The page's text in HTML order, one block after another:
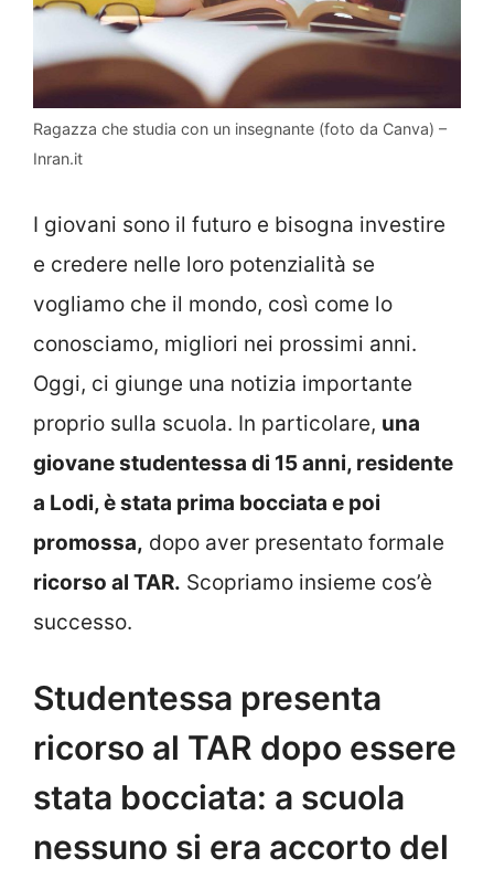
Ragazza che studia con un insegnante (foto da Canva) –
Inran.it
I giovani sono il futuro e bisogna investire
e credere nelle loro potenzialità se
vogliamo che il mondo, così come lo
conosciamo, migliori nei prossimi anni.
Oggi, ci giunge una notizia importante
proprio sulla scuola. In particolare, una
giovane studentessa di 15 anni, residente
a Lodi, è stata prima bocciata e poi
promossa, dopo aver presentato formale
ricorso al TAR. Scopriamo insieme cos’è
successo.
Studentessa presenta
ricorso al TAR dopo essere
stata bocciata: a scuola
nessuno si era accorto del